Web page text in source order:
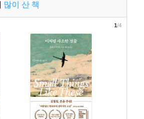
많이 산 책
1/4